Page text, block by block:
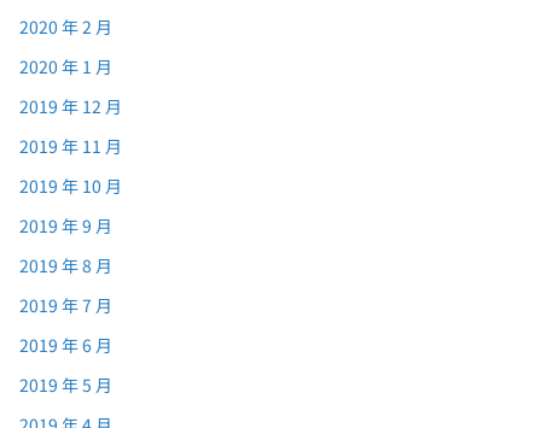
2020 年 2 月
2020 年 1 月
2019 年 12 月
2019 年 11 月
2019 年 10 月
2019 年 9 月
2019 年 8 月
2019 年 7 月
2019 年 6 月
2019 年 5 月